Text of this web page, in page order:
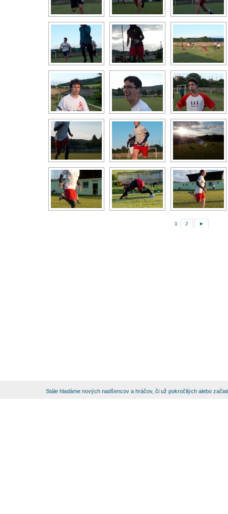
1 2 ►
Stále hladáme nových nadšencov a hráčov, či už pokročilých alebo